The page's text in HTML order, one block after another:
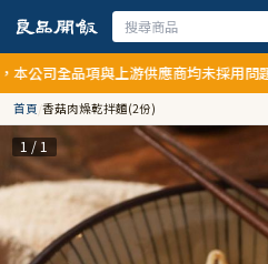
全品項與上游供應商均未採用問題油品
首頁/香菇肉燥乾拌麵(2份)
1 / 1